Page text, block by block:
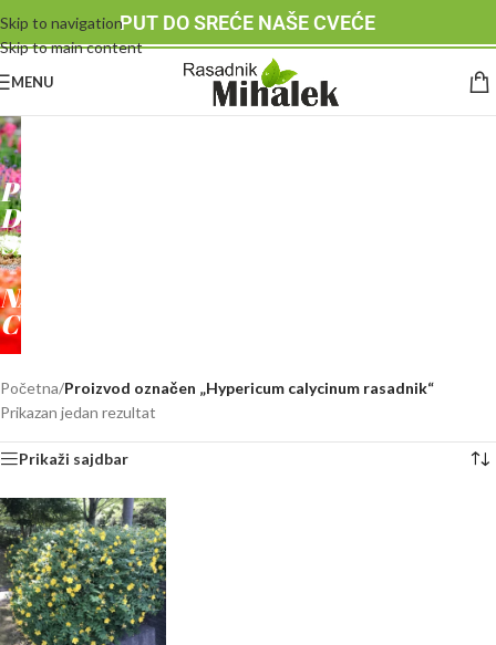
Skip to navigation
Skip to main content
PUT DO SREĆE NAŠE CVEĆE
MENU
RASADNIK
MIHALEK
PUT
DO
SREĆE
-
NAŠE
CVEĆE
Početna/Proizvod označen „Hypericum calycinum rasadnik“
Prikazan jedan rezultat
Prikaži sajdbar